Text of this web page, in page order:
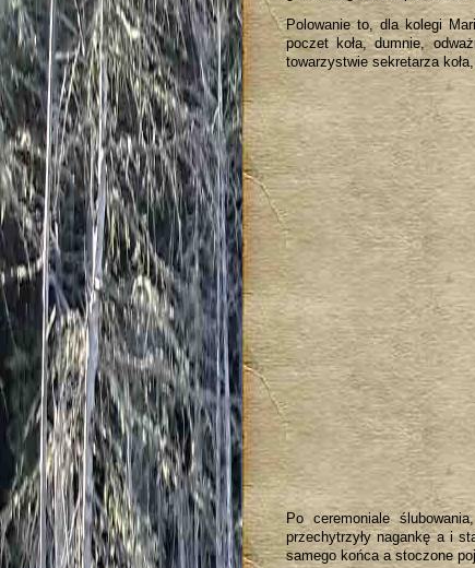
Polowanie to, dla kolegi
poczet koła, dumnie,
towarzystwie sekretarza
Po ceremoniale
przechytrzyły nagankę a i
samego końca a stoczone